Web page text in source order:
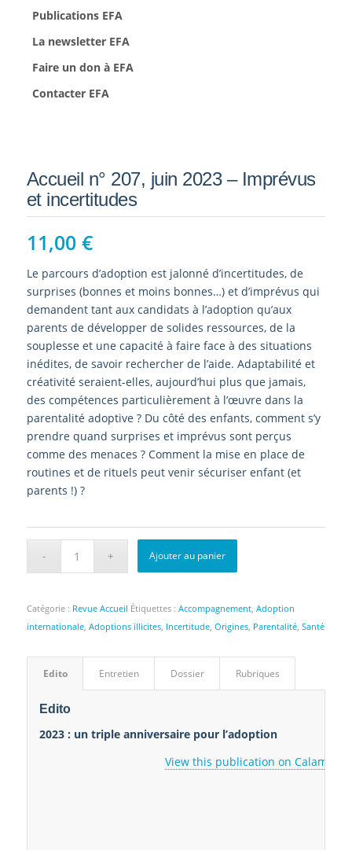
Publications EFA
La newsletter EFA
Faire un don à EFA
Contacter EFA
Accueil n° 207, juin 2023 – Imprévus
et incertitudes
11,00 €
Le parcours d’adoption est jalonné d’incertitudes, de
surprises (bonnes et moins bonnes…) et d’imprévus qui
demandent tant aux candidats à l’adoption qu’aux
parents de développer de solides ressources, de la
souplesse et une capacité à faire face à des situations
inédites, de savoir rechercher de l’aide. Adaptabilité et
créativité seraient-elles, aujourd’hui plus que jamais,
des compétences particulièrement à l’œuvre dans la
parentalité adoptive ? Du côté des enfants, comment s’y
prendre quand surprises et imprévus sont perçus
comme des menaces ? Comment la mise en place de
routines et de rituels peut venir sécuriser enfant (et
parents !) ?
Ajouter au panier
Catégorie : Revue Accueil Étiquettes : Accompagnement, Adoption
internationale, Adoptions illicites, Incertitude, Origines, Parentalité, Santé
Edito Entretien Dossier Rubriques
Edito
2023 : un triple anniversaire pour l’adoption
View this publication on Calaméo